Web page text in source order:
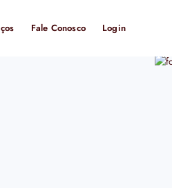
Fale Conosco Login